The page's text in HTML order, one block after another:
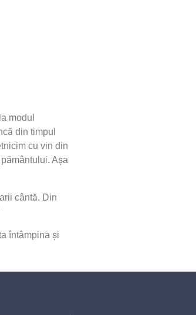
modul
din timpul
cu vin din
Așa
cântă. Din
întâmpina și